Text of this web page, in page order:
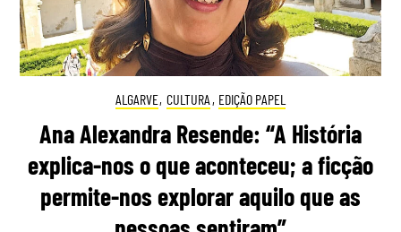
ALGARVE, CULTURA , EDIÇÃO PAPEL
Ana Alexandra Resende: “A História
explica-nos o que aconteceu; a ficção
permite-nos explorar aquilo que as